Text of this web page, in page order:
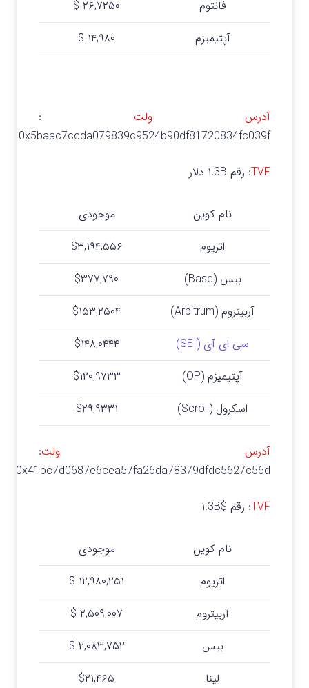
فانتوم
۲۶,۷۲۵۰ $
آپتیمیزم
۱۴,۹۸۰ $
آدرس ولت :
0x5baac7ccda079839c9524b90df81720834fc039f
TVF: رقم ۱.3B دلار
نام کوین
موجودی
اتریوم
$۳,۱۹۴,۵۵۶
بیس (Base)
$۳۷۷,۷۹۰
آربیتروم (Arbitrum)
$۱۵۳,۲۵۰۴
سی ای آی (SEI)
$۱۴۸,۰۴۴۴
آپتیمیزم (OP)
$۱۲۰,۹۷۳۳
اسکرول (Scroll)
$۲۹,۹۳۳۱
آدرس ولت:
0x41bc7d0687e6cea57fa26da78379dfdc5627c56d
TVF: رقم $۱.3B
نام کوین
موجودی
اتریوم
۱۲,۹۸۰,۲۵۱ $
آربیتروم
۲,۵۰۹,۰۰۷ $
بیس
۲,۰۸۳,۷۵۲ $
لینا
$۲۱,۴۶۵